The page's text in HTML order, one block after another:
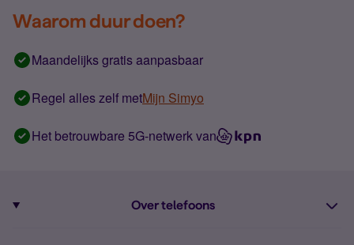
Waarom duur doen?
Maandelijks gratis aanpasbaar
Regel alles zelf metMijn Simyo
Het betrouwbare 5G-netwerk van
Over telefoons